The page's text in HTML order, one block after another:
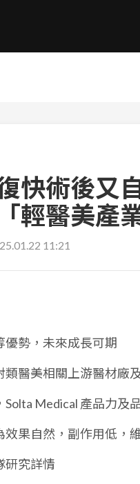
快術後又
輕醫美產業
11:21
勢，未來成長可期
醫美相關上游醫材廠
Medical 產品力及
果自然，副作用低，
研究詳情